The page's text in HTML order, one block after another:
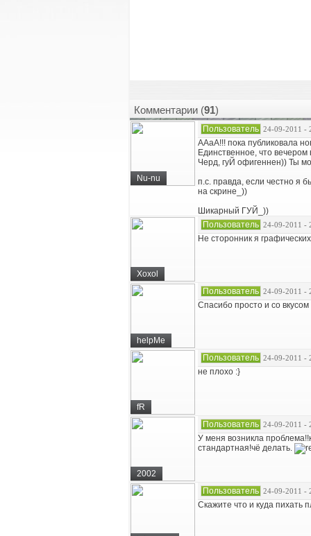
Комментарии (91)
Nu-nu
Пользователь 24-09-2011 -
ААаА!!! пока публиковала
Единственное, что
Черд, гуЙ офигеннен)) Ты
п.с. правда, если честно я
на скрине_))
Шикарный ГУЙ_))
Xoxol
Пользователь 24-09-2011 -
Не сторонник я
helpMe
Пользователь 24-09-2011 -
Спасибо просто и со
fR
Пользователь 24-09-2011 -
не плохо :}
2002
Пользователь 24-09-2011 -
У меня возникла
стандартная!чё делать.
Пользователь 24-09-2011 -
Скажите что и куда пихать